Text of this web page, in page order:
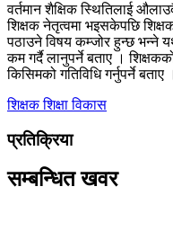
वर्तमान शैक्षिक स्थितिलाई
शिक्षक नेतृत्वमा भइसकेपछि
पठाउने विषय कम्जोर हुन्छ भन्ने
कम गर्दै लानुपर्ने बताए ।
किसिमको गतिविधि गर्नुपर्ने बताए ।
शिक्षकशिक्षा विकास
प्रतिक्रिया
सम्बन्धित खवर